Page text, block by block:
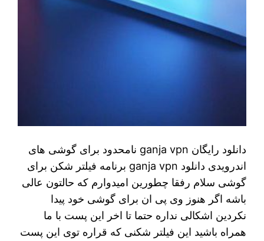
دانلود رایگان ganja vpn نامحدود برای گوشی های
اندرویدی دانلود ganja vpn برنامه فیلتر شکن برای
گوشی سلام رفقا چطورین امیدوارم که حالتون عالی
باشه اگر هنوز وی پی ان برای گوشی خود پیدا
نکردین اشکالی نداره حتما تا اخر این پست با ما
همراه باشید این فیلتر شکنی که قراره توی اين پست